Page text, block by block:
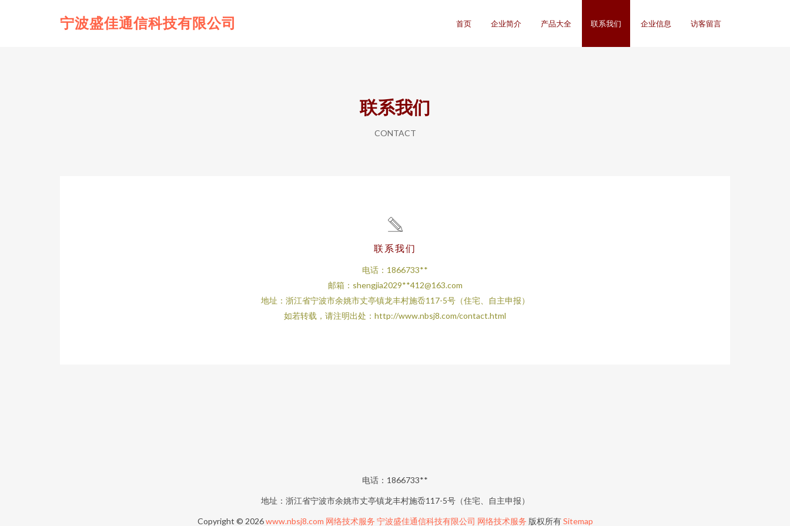
宁波盛佳通信科技有限公司 首页 企业简介 产品大全 联系我们 企业信息 访客留言
联系我们
CONTACT
联系我们
电话：1866733**
邮箱：shengjia2029**412@163.com
地址：浙江省宁波市余姚市丈亭镇龙丰村施岙117-5号（住宅、自主申报）
如若转载，请注明出处：http://www.nbsj8.com/contact.html
电话：1866733**
地址：浙江省宁波市余姚市丈亭镇龙丰村施岙117-5号（住宅、自主申报）
Copyright © 2026www.nbsj8.com 网络技术服务 宁波盛佳通信科技有限公司 网络技术服务 版权所有Sitemap